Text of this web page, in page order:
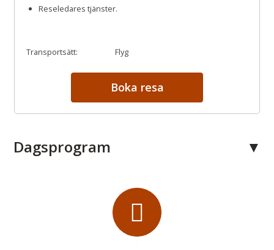
Guide på vingården Terreno
Reseledares tjänster.
Transportsätt: Flyg
Boka resa
Dagsprogram